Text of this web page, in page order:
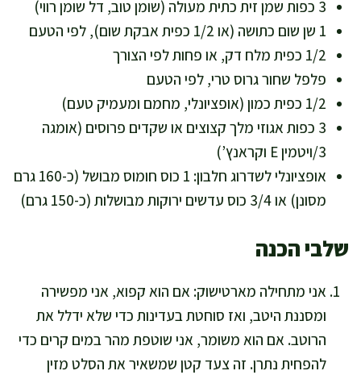
3 כפות שמן זית כתית מעולה (שומן טוב, דל שומן רווי)
1 שן שום כתושה (או 1/2 כפית אבקת שום), לפי הטעם
1/2 כפית מלח דק, או פחות לפי הצורך
פלפל שחור גרוס טרי, לפי הטעם
1/2 כפית כמון (אופציונלי, מחמם ומעמיק טעם)
3 כפות אגוזי מלך קצוצים או שקדים פרוסים (אומגה
3/ויטמין E וקראנץ’)
אופציונלי לשדרוג חלבון: 1 כוס חומוס מבושל (כ-160 גרם
מסונן) או 3/4 כוס עדשים ירוקות מבושלות (כ-150 גרם)
שלבי הכנה
אני מתחילה מארטישוק: אם הוא קפוא, אני מפשירה
ומסננת היטב, ואז סוחטת בעדינות כדי שלא ידלל את
הרוטב. אם הוא משומר, אני שוטפת מהר במים קרים כדי
להפחית נתרן. זה צעד קטן שמשאיר את הסלט מזין